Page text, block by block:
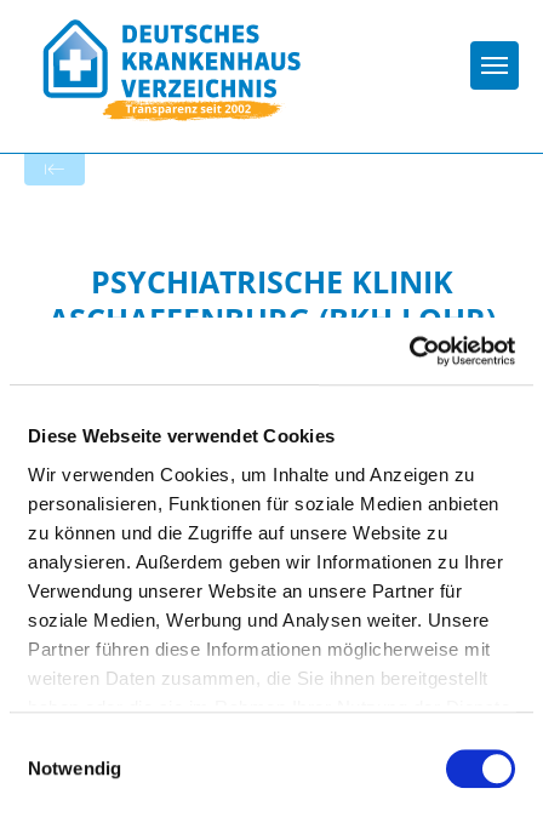
Diese Webseite verwendet Cookies
Wir verwenden Cookies, um Inhalte und Anzeigen zu
personalisieren, Funktionen für soziale Medien anbieten
zu können und die Zugriffe auf unsere Website zu
analysieren. Außerdem geben wir Informationen zu Ihrer
Verwendung unserer Website an unsere Partner für
soziale Medien, Werbung und Analysen weiter. Unsere
Partner führen diese Informationen möglicherweise mit
weiteren Daten zusammen, die Sie ihnen bereitgestellt
Notwendig
PSYCHIATRISCHE KLINIK
ASCHAFFENBURG (BKH LOHR)
HYGIENE
HYGIENEBEAUFTRAGTE/R
Ein/e Hygienebeauftragte/r wurde nicht